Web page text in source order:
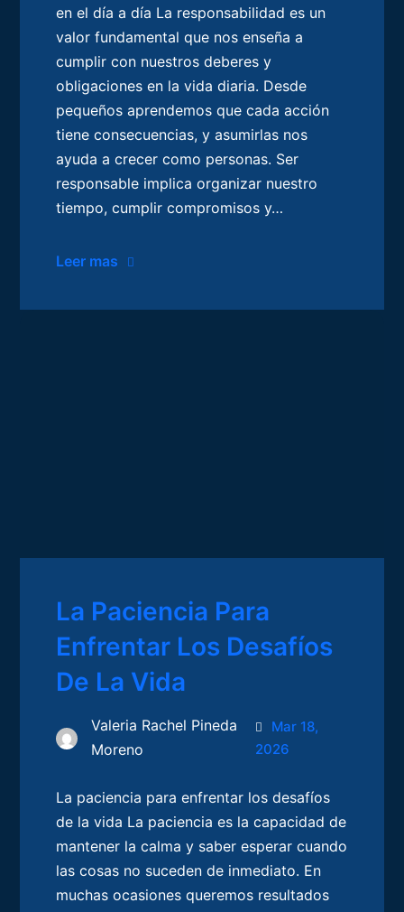
en el día a día La responsabilidad es un
valor fundamental que nos enseña a
cumplir con nuestros deberes y
obligaciones en la vida diaria. Desde
pequeños aprendemos que cada acción
tiene consecuencias, y asumirlas nos
ayuda a crecer como personas. Ser
responsable implica organizar nuestro
tiempo, cumplir compromisos y…
Leer mas
La Paciencia Para
Enfrentar Los Desafíos
De La Vida
Valeria Rachel Pineda
Moreno
Mar 18,
2026
La paciencia para enfrentar los desafíos
de la vida La paciencia es la capacidad de
mantener la calma y saber esperar cuando
las cosas no suceden de inmediato. En
muchas ocasiones queremos resultados